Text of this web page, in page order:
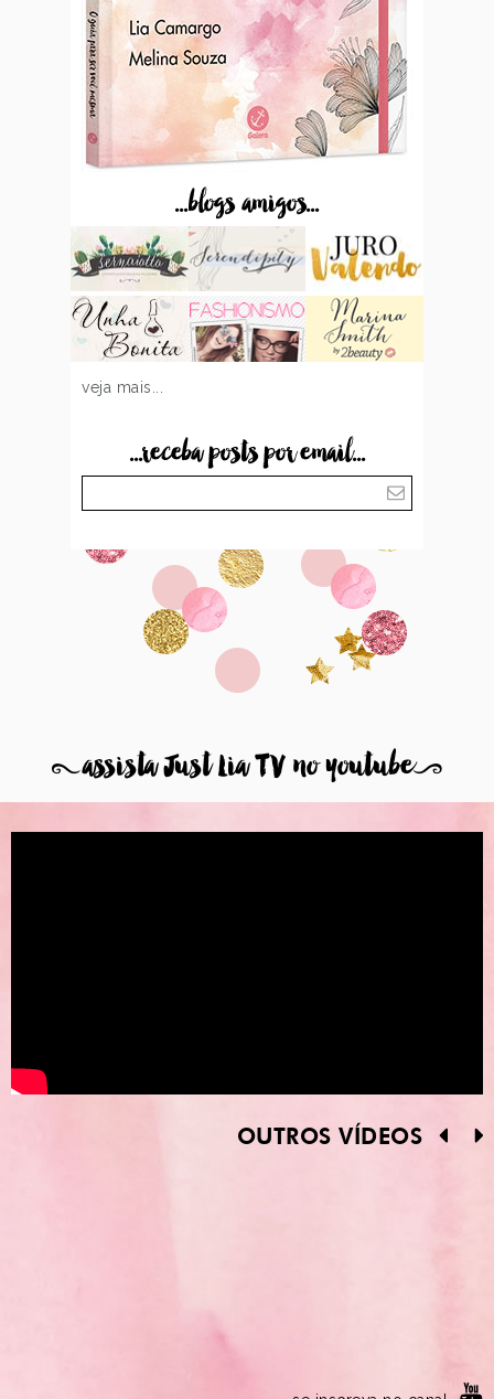
...blogs amigos...
veja mais...
...receba posts por email...
8assista Just Lia TV no youtube9
OUTROS VÍDEOS